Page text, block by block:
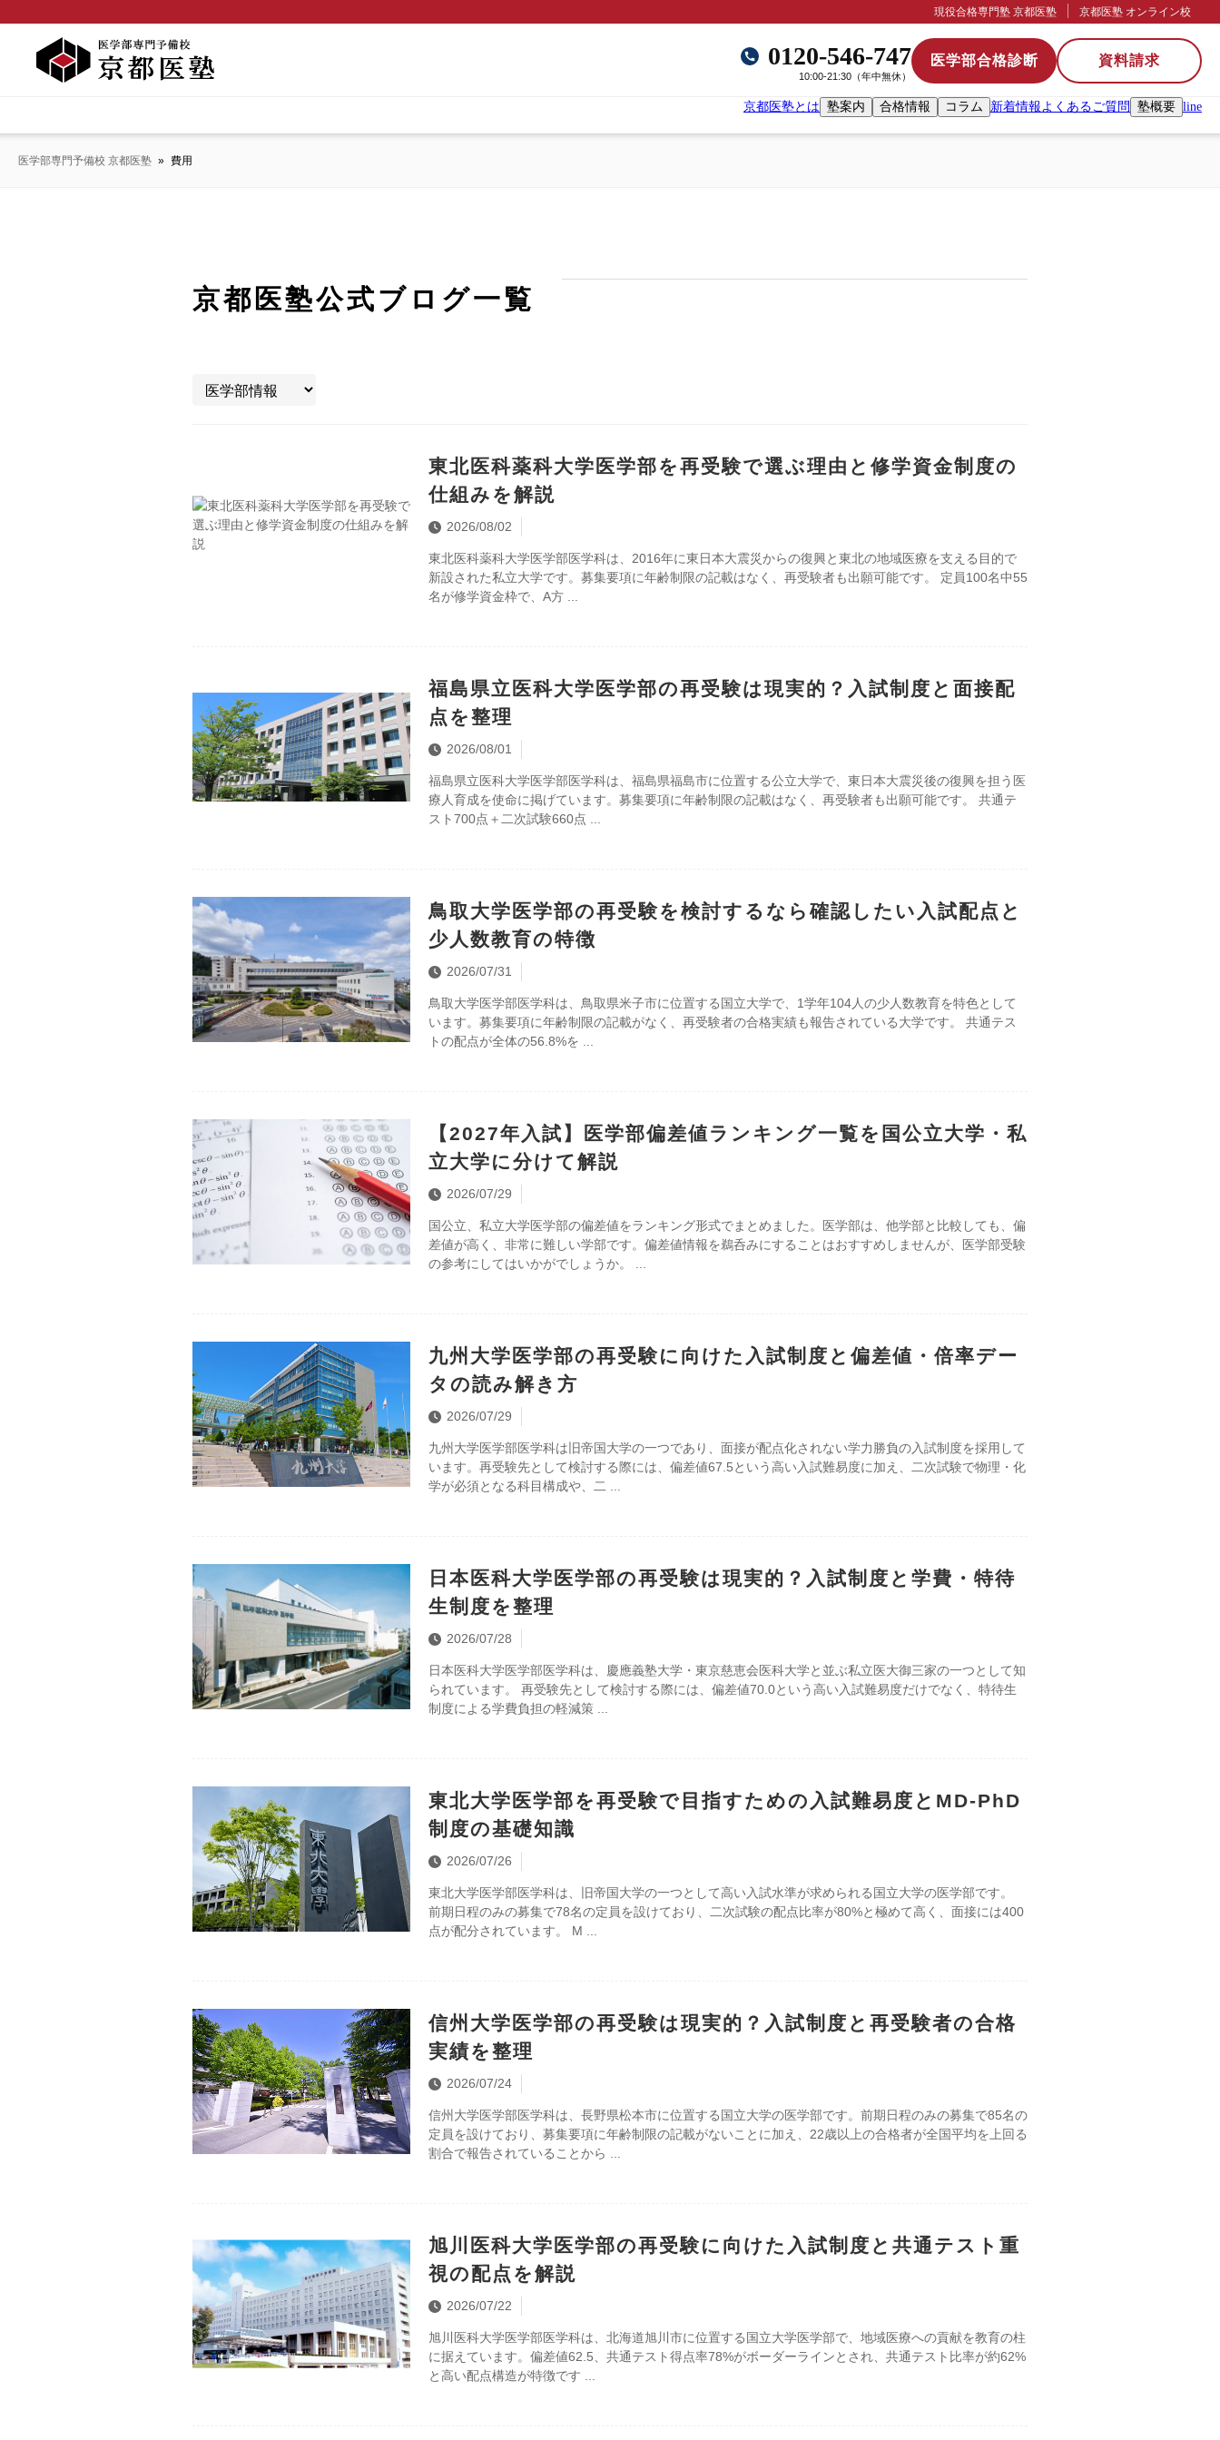
現役合格専門塾 京都医塾 京都医塾 オンライン校
京都医塾とは 塾案内 合格情報 コラム 新着情報よくあるご質問 塾概要 line
0120-546-747
10:00-21:30（年中無休）
医学部合格診断 資料請求
医学部専門予備校 京都医塾 » 費用
京都医塾公式ブログ一覧
東北医科薬科大学医学部を再受験で選ぶ理由と修学資金制度の
仕組みを解説
2026/08/02
東北医科薬科大学医学部医学科は、2016年に東日本大震災からの復興と東北の地域医療を支える目的で
新設された私立大学です。募集要項に年齢制限の記載はなく、再受験者も出願可能です。 定員100名中55
名が修学資金枠で、A方
福島県立医科大学医学部の再受験は現実的？入試制度と面接配
点を整理
2026/08/01
福島県立医科大学医学部医学科は、福島県福島市に位置する公立大学で、東日本大震災後の復興を担う医
療人育成を使命に掲げています。募集要項に年齢制限の記載はなく、再受験者も出願可能です。 共通テ
スト700点＋二次試験660点
鳥取大学医学部の再受験を検討するなら確認したい入試配点と
少人数教育の特徴
2026/07/31
鳥取大学医学部医学科は、鳥取県米子市に位置する国立大学で、1学年104人の少人数教育を特色として
います。募集要項に年齢制限の記載がなく、再受験者の合格実績も報告されている大学です。 共通テス
トの配点が全体の56.8%を
【2027年入試】医学部偏差値ランキング一覧を国公立大学・私
立大学に分けて解説
2026/07/29
国公立、私立大学医学部の偏差値をランキング形式でまとめました。医学部は、他学部と比較しても、偏
差値が高く、非常に難しい学部です。偏差値情報を鵜呑みにすることはおすすめしませんが、医学部受験
の参考にしてはいかがでしょうか。
九州大学医学部の再受験に向けた入試制度と偏差値・倍率デー
タの読み解き方
2026/07/29
九州大学医学部医学科は旧帝国大学の一つであり、面接が配点化されない学力勝負の入試制度を採用して
います。再受験先として検討する際には、偏差値67.5という高い入試難易度に加え、二次試験で物理・化
学が必須となる科目構成や、二
日本医科大学医学部の再受験は現実的？入試制度と学費・特待
生制度を整理
2026/07/28
日本医科大学医学部医学科は、慶應義塾大学・東京慈恵会医科大学と並ぶ私立医大御三家の一つとして知
られています。 再受験先として検討する際には、偏差値70.0という高い入試難易度だけでなく、特待生
制度による学費負担の軽減策
東北大学医学部を再受験で目指すための入試難易度とMD-PhD
制度の基礎知識
2026/07/26
東北大学医学部医学科は、旧帝国大学の一つとして高い入試水準が求められる国立大学の医学部です。
前期日程のみの募集で78名の定員を設けており、二次試験の配点比率が80%と極めて高く、面接には400
点が配分されています。 M
信州大学医学部の再受験は現実的？入試制度と再受験者の合格
実績を整理
2026/07/24
信州大学医学部医学科は、長野県松本市に位置する国立大学の医学部です。前期日程のみの募集で85名の
定員を設けており、募集要項に年齢制限の記載がないことに加え、22歳以上の合格者が全国平均を上回る
割合で報告されていることから
旭川医科大学医学部の再受験に向けた入試制度と共通テスト重
視の配点を解説
2026/07/22
旭川医科大学医学部医学科は、北海道旭川市に位置する国立大学医学部で、地域医療への貢献を教育の柱
に据えています。偏差値62.5、共通テスト得点率78%がボーダーラインとされ、共通テスト比率が約62%
と高い配点構造が特徴です